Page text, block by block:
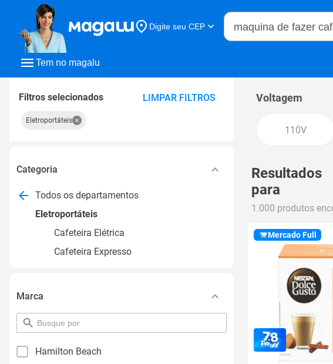
Tem no magalu
Digite seu CEP
Buscar no Magalu
Filtros selecionados LIMPAR FILTROS
Eletroportáteis
Categoria
Todos os departamentos
Eletroportáteis
Cafeteira Elétrica
Cafeteira Expresso
Marca
pesquisar
por
Hamilton Beach
Voltagem
110V
Resultados
para
1.000 produtos
Mercado Full